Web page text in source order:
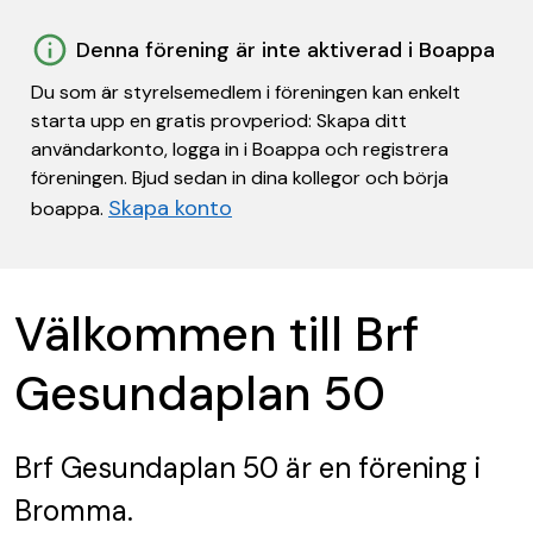
Denna förening är inte aktiverad i Boappa
Du som är styrelsemedlem i föreningen kan enkelt
starta upp en gratis provperiod: Skapa ditt
användarkonto, logga in i Boappa och registrera
föreningen. Bjud sedan in dina kollegor och börja
boappa. Skapa konto
Välkommen till Brf
Gesundaplan 50
Brf Gesundaplan 50 är en förening i
Bromma.